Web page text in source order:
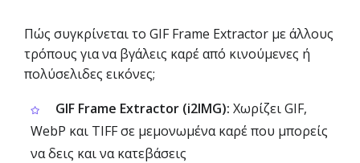
Πώς συγκρίνεται το GIF Frame Extractor με άλλους
τρόπους για να βγάλεις καρέ από κινούμενες ή
πολύσελιδες εικόνες;
GIF Frame Extractor (i2IMG): Χωρίζει GIF,
WebP και TIFF σε μεμονωμένα καρέ που μπορείς
να δεις και να κατεβάσεις